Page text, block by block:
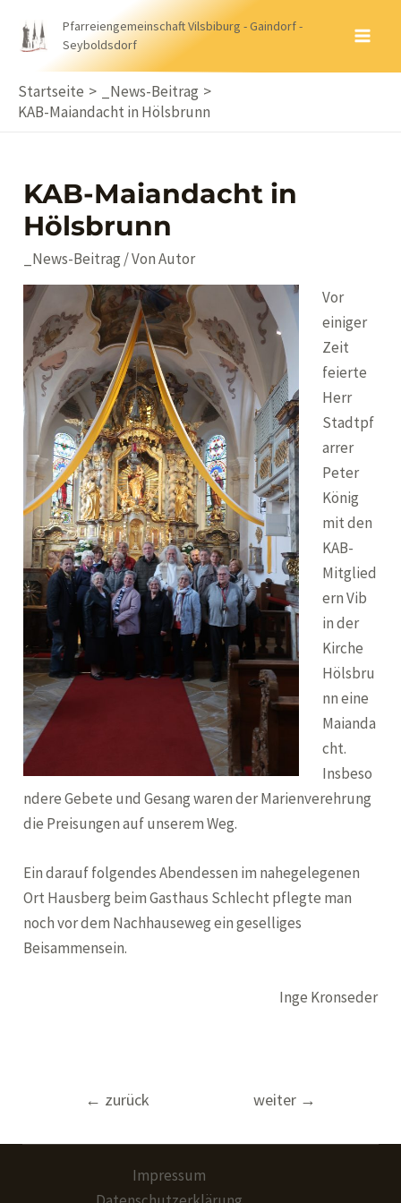
Inhalt
Pfarreiengemeinschaft Vilsbiburg - Gaindorf -
Seyboldsdorf
Startseite
_News-Beitrag
KAB-Maiandacht in Hölsbrunn
KAB-Maiandacht in
Hölsbrunn
_News-Beitrag / VonAutor
Vor
einiger
Zeit
feierte
Herr
Stadtpf
arrer
Peter
König
mit den
KAB-
Mitglied
ern Vib
in der
Kirche
Hölsbru
nn eine
Maianda
cht.
Insbeso
ndere Gebete und Gesang waren der Marienverehrung
die Preisungen auf unserem Weg.
Ein darauf folgendes Abendessen im nahegelegenen
Ort Hausberg beim Gasthaus Schlecht pflegte man
noch vor dem Nachhauseweg ein geselliges
Beisammensein.
Inge Kronseder
Beitragsnavigation
← zurück weiter →
Impressum